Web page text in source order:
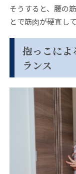
そうすると、腰の
とで筋肉が硬直し
抱っこによ
ランス